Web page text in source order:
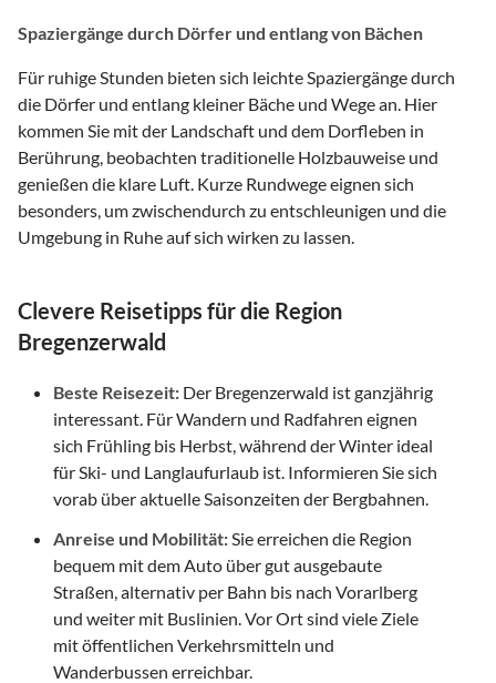
Spaziergänge durch Dörfer und entlang von Bächen
Für ruhige Stunden bieten sich leichte Spaziergänge durch
die Dörfer und entlang kleiner Bäche und Wege an. Hier
kommen Sie mit der Landschaft und dem Dorfleben in
Berührung, beobachten traditionelle Holzbauweise und
genießen die klare Luft. Kurze Rundwege eignen sich
besonders, um zwischendurch zu entschleunigen und die
Umgebung in Ruhe auf sich wirken zu lassen.
Clevere Reisetipps für die Region
Bregenzerwald
Beste Reisezeit: Der Bregenzerwald ist ganzjährig
interessant. Für Wandern und Radfahren eignen
sich Frühling bis Herbst, während der Winter ideal
für Ski- und Langlaufurlaub ist. Informieren Sie sich
vorab über aktuelle Saisonzeiten der Bergbahnen.
Anreise und Mobilität: Sie erreichen die Region
bequem mit dem Auto über gut ausgebaute
Straßen, alternativ per Bahn bis nach Vorarlberg
und weiter mit Buslinien. Vor Ort sind viele Ziele
mit öffentlichen Verkehrsmitteln und
Wanderbussen erreichbar.